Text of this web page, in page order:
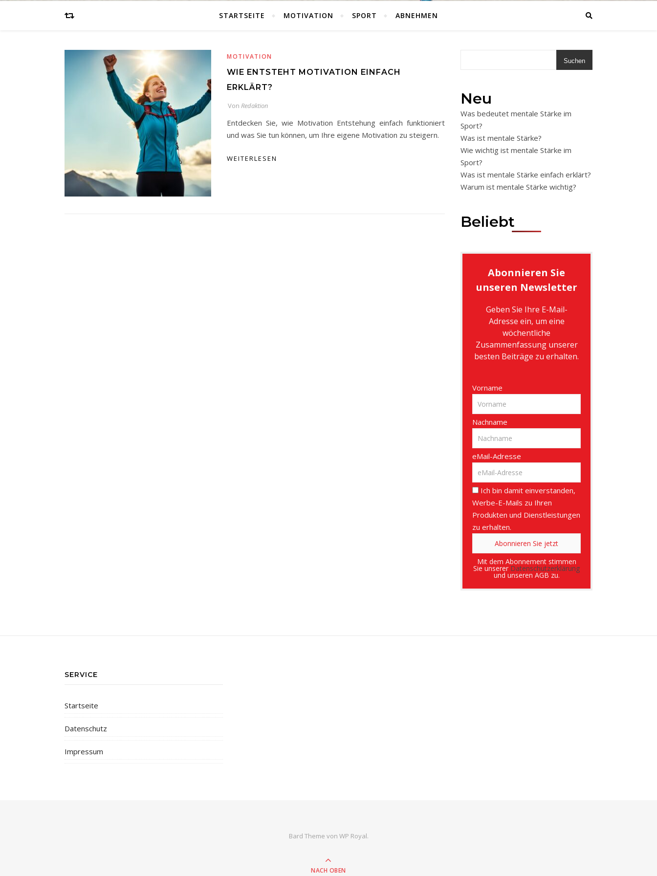
STARTSEITE MOTIVATION SPORT ABNEHMEN
MOTIVATION
WIE ENTSTEHT MOTIVATION EINFACH
ERKLÄRT?
Von Redaktion
Entdecken Sie, wie Motivation Entstehung einfach funktioniert
und was Sie tun können, um Ihre eigene Motivation zu steigern.
WEITERLESEN
Suchen
Neu
Was bedeutet mentale Stärke im
Sport?
Was ist mentale Stärke?
Wie wichtig ist mentale Stärke im
Sport?
Was ist mentale Stärke einfach erklärt?
Warum ist mentale Stärke wichtig?
Beliebt
Abonnieren Sie
unseren Newsletter
Geben Sie Ihre E-Mail-
Adresse ein, um eine
wöchentliche
Zusammenfassung unserer
besten Beiträge zu erhalten.
Vorname
Nachname
eMail-Adresse
Ich bin damit einverstanden,
Werbe-E-Mails zu Ihren
Produkten und Dienstleistungen
zu erhalten.
Mit dem Abonnement stimmen
Sie unserer Datenschutzerklärung
und unseren AGB zu.
SERVICE
Startseite
Datenschutz
Impressum
Bard Theme von WP Royal.
NACH OBEN